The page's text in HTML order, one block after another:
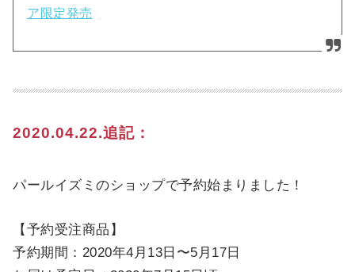
ア限定発売
2020.04.22.追記：
パールイズミのショップで予約始まりました！
【予約受注商品】
予約期間：2020年4月13日〜5月17日